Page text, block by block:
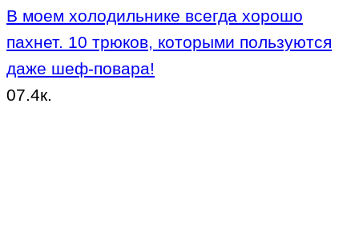
В моем холодильнике всегда хорошо
пахнет. 10 трюков, которыми пользуются
даже шеф-повара!
07.4к.